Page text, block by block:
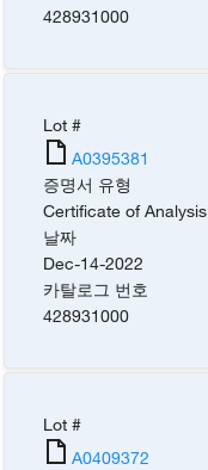
428931000
Lot #
A0395381
증명서 유형
Certificate of Analysis
날짜
Dec-14-2022
카탈로그 번호
428931000
Lot #
A0409372